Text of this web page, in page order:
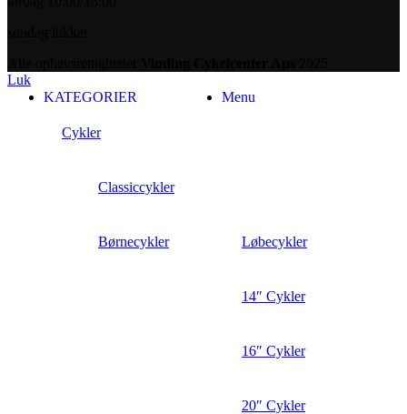
Luk
Menu
KATEGORIER
Cykler
Classiccykler
Børnecykler Løbecykler
14″ Cykler
16″ Cykler
20″ Cykler